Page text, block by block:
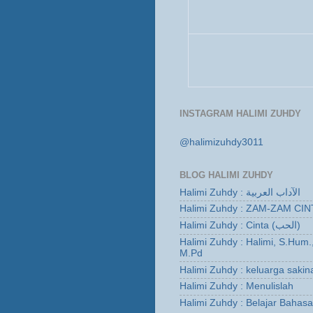
INSTAGRAM HALIMI ZUHDY
@halimizuhdy3011
BLOG HALIMI ZUHDY
Halimi Zuhdy : الآداب العربية
Halimi Zuhdy : ZAM-ZAM
Halimi Zuhdy : Cinta (الحب)
Halimi Zuhdy : Halimi, S.Hum.,
M.Pd
Halimi Zuhdy : keluarga
Halimi Zuhdy : Menulislah
Halimi Zuhdy : Belajar